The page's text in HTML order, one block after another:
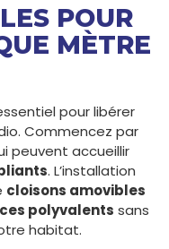
POUR
MÈTRE
pour libérer
Commencez par
peuvent accueillir
. L’installation
cloisons amovibles
polyvalents sans
habitat.